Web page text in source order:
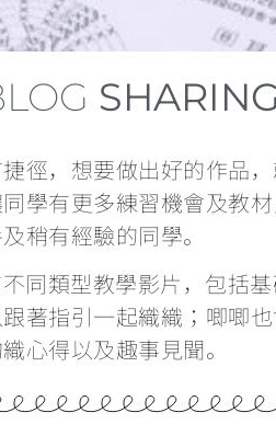
SHARING
徑，想要做出好的作品
學有更多練習機會及教
稍有經驗的同學。
同類型教學影片，包括
著指引一起織織；唧唧
心得以及趣事見聞。